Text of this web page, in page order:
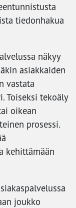
tiedonhakua
näkyy
asiakkaiden
vastata
Toiseksi tekoäly
oikean
prosessi.
kehittämään
joukko